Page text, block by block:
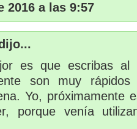
2016 a las 9:57
es que escribas al
son muy
Yo, próximamente
porque venía